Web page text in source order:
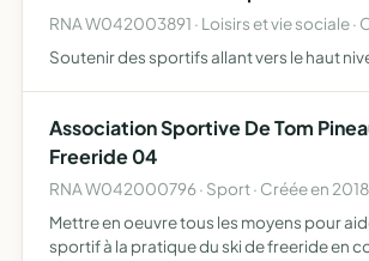
RNA W042003891 · Loisirs et vie sociale ·
Soutenir des sportifs allant vers le haut
Association Sportive De Tom
Freeride 04
RNA W042000796 · Sport · Créée en 2018
Mettre en oeuvre tous les moyens pour
sportif à la pratique du ski de freeride en